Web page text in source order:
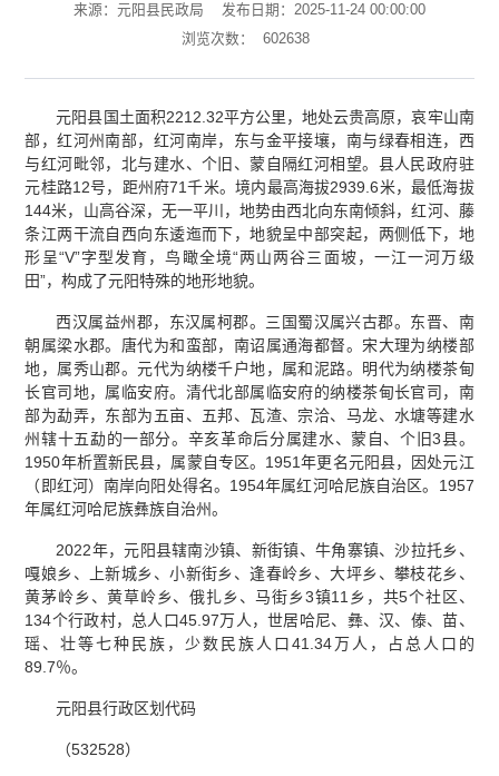
来源：元阳县民政局
发布日期：2025-11-24 00:00:00
浏览次数：
602638
元阳县国土面积2212.32平方公里，地处云贵高原，哀牢山南
部，红河州南部，红河南岸，东与金平接壤，南与绿春相连，西
与红河毗邻，北与建水、个旧、蒙自隔红河相望。县人民政府驻
元桂路12号，距州府71千米。境内最高海拔2939.6米，最低海拔
144米，山高谷深，无一平川，地势由西北向东南倾斜，红河、藤
条江两干流自西向东逶迤而下，地貌呈中部突起，两侧低下，地
形呈“V”字型发育，鸟瞰全境“两山两谷三面坡，一江一河万级
田”，构成了元阳特殊的地形地貌。
西汉属益州郡，东汉属柯郡。三国蜀汉属兴古郡。东晋、南
朝属梁水郡。唐代为和蛮部，南诏属通海都督。宋大理为纳楼部
地，属秀山郡。元代为纳楼千户地，属和泥路。明代为纳楼茶甸
长官司地，属临安府。清代北部属临安府的纳楼茶甸长官司，南
部为勐弄，东部为五亩、五邦、瓦渣、宗洽、马龙、水塘等建水
州辖十五勐的一部分。辛亥革命后分属建水、蒙自、个旧3县。
1950年析置新民县，属蒙自专区。1951年更名元阳县，因处元江
（即红河）南岸向阳处得名。1954年属红河哈尼族自治区。1957
年属红河哈尼族彝族自治州。
2022年，元阳县辖南沙镇、新街镇、牛角寨镇、沙拉托乡、
嘎娘乡、上新城乡、小新街乡、逢春岭乡、大坪乡、攀枝花乡、
黄茅岭乡、黄草岭乡、俄扎乡、马街乡3镇11乡，共5个社区、
134个行政村，总人口45.97万人，世居哈尼、彝、汉、傣、苗、
瑶、壮等七种民族，少数民族人口41.34万人，占总人口的
89.7％。
元阳县行政区划代码
（532528）